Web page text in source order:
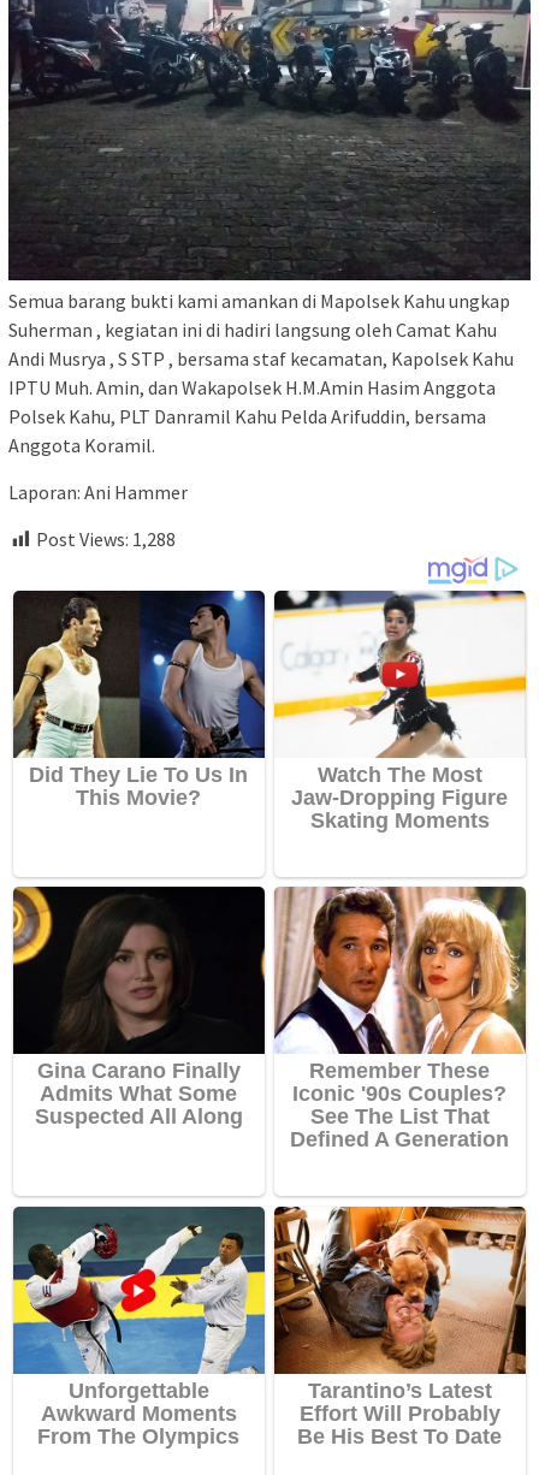
Semua barang bukti kami amankan di Mapolsek Kahu ungkap
Suherman , kegiatan ini di hadiri langsung oleh Camat Kahu
Andi Musrya , S STP , bersama staf kecamatan, Kapolsek Kahu
IPTU Muh. Amin, dan Wakapolsek H.M.Amin Hasim Anggota
Polsek Kahu, PLT Danramil Kahu Pelda Arifuddin, bersama
Anggota Koramil.
Laporan: Ani Hammer
Post Views: 1,288